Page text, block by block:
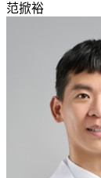
范掀裕